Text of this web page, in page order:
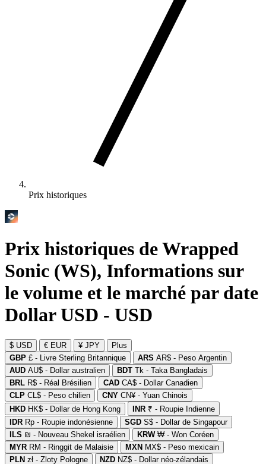
Prix historiques
Prix historiques de Wrapped
Sonic (WS), Informations sur
le volume et le marché par date
Dollar USD - USD
$ USD € EUR ¥ JPY
Plus
GBP £ - Livre Sterling Britannique ARS AR$ - Peso Argentin
AUD AU$ - Dollar australien BDT Tk - Taka Bangladais
BRL R$ - Réal Brésilien CAD CA$ - Dollar Canadien
CLP CL$ - Peso chilien CNY CN¥ - Yuan Chinois
HKD HK$ - Dollar de Hong Kong INR ₹ - Roupie Indienne
IDR Rp - Roupie indonésienne SGD S$ - Dollar de Singapour
ILS ₪ - Nouveau Shekel israélien KRW₩ - Won Coréen
MYR RM - Ringgit de Malaisie MXN MX$ - Peso mexicain
PLN zł - Zloty Pologne NZD NZ$ - Dollar néo-zélandais